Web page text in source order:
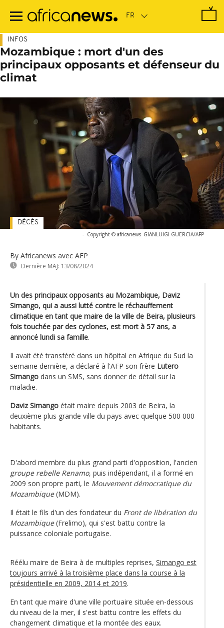
contenu
INFOS
Mozambique : mort d'un des
principaux opposants et défenseur du
climat
- Copyright © africanews GIANLUIGI GUERCIA/AFP
By Africanews avec AFP
Dernière MAJ: 13/08/2024
DÉCÈS
Un des principaux opposants au Mozambique, Daviz
Simango, qui a aussi lutté contre le réchauffement
climatique en tant que maire de la ville de Beira, plusieurs
fois touchée par des cyclones, est mort à 57 ans, a
annoncé lundi sa famille.
Il avait été transféré dans un hôpital en Afrique du Sud la
semaine dernière, a déclaré à l'AFP son frère Lutero
Simango dans un SMS, sans donner de détail sur la
maladie.
Daviz Simango était maire depuis 2003 de Beira, la
deuxième plus grande ville du pays avec quelque 500 000
habitants.
D'abord membre du plus grand parti d'opposition, l'ancien
groupe rebelle Renamo, puis indépendant, il a formé en
2009 son propre parti, le Mouvement démocratique du
Mozambique(MDM).
Il était le fils d'un des fondateur du Front de libération du
Mozambique(Frelimo), qui s'est battu contre la
puissance coloniale portugaise.
Réélu maire de Beira à de multiples reprises, Simango est
toujours arrivé à la troisième place dans la course à la
présidentielle en 2009, 2014 et 2019.
En tant que maire d'une ville portuaire située en-dessous
du niveau de la mer, il s'est battu contre les effets du
changement climatique et la montée des eaux.